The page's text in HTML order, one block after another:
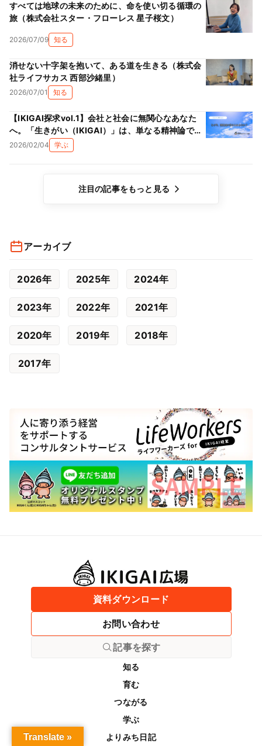
すべては地球の未来のために、命を使い切る循環の
旅（株式会社スター・フローレス 星子桜文）
2026/07/09 知る
消せない十字架を抱いて、ある道を生きる（株式会
社ライフサカス 西部沙緒里）
2026/07/01 知る
【IKIGAI探求vol.1】会社と社会に無関心なあなた
へ。「生きがい（IKIGAI）」は、単なる精神論では
ない理由
2026/02/04 学ぶ
注目の記事をもっと見る
アーカイブ
2026年 2025年 2024年
2023年 2022年 2021年
2020年 2019年 2018年
2017年
資料ダウンロード
お問い合わせ
記事を探す
知る
育む
つながる
学ぶ
よりみち日記
Translate »